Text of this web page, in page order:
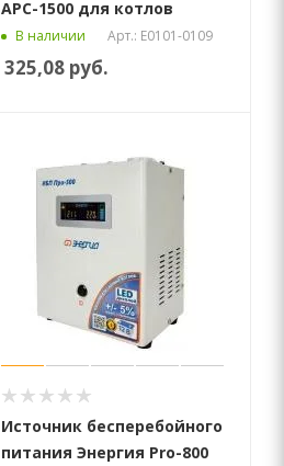
АРС-1500 для котлов
В наличии Арт.: Е0101-0109
325,08 руб.
Источник бесперебойного
питания Энергия Pro-800